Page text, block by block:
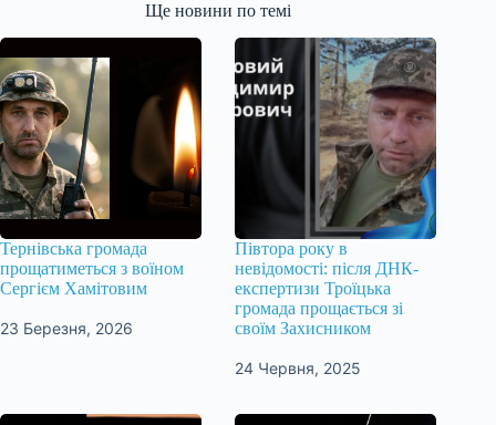
Ще новини по темі
Тернівська громада
прощатиметься з воїном
Сергієм Хамітовим
23 Березня, 2026
Півтора року в
невідомості: після ДНК-
експертизи Троїцька
громада прощається зі
своїм Захисником
24 Червня, 2025